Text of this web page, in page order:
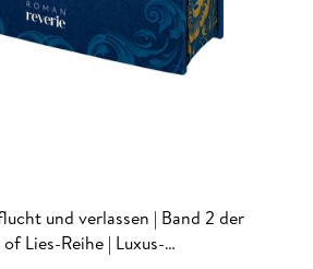
und verlassen | Band 2 der
Lies-Reihe | Luxus-